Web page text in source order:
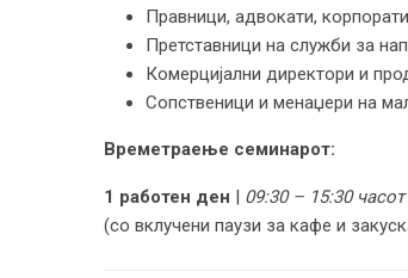
Правници, адвокати,
Претставници на служби за
Комерцијални директори и
Сопственици и менаџери на
Времетраење семинарот:
1 работен ден | 09:30 – 15:30 часот
(со вклучени паузи за кафе и